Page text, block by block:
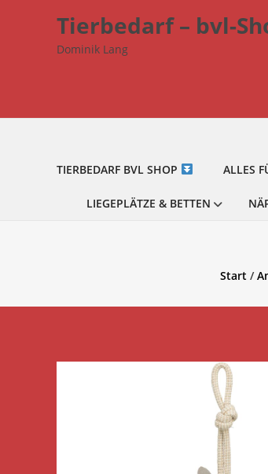
Tierbedarf – bvl-
Dominik Lang
TIERBEDARF BVL SHOP ALLES
LIEGEPLÄTZE & BETTEN
Start/